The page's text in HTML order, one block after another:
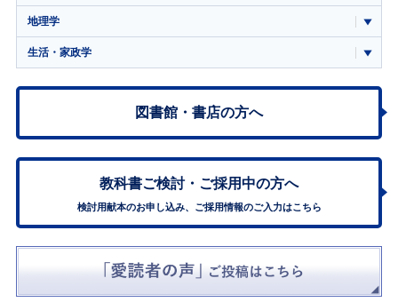
地理学
生活・家政学
図書館・書店の方へ
教科書ご検討・ ご採用中の方へ
検討用献本のお申し込み、ご採用情報のご入力はこちら